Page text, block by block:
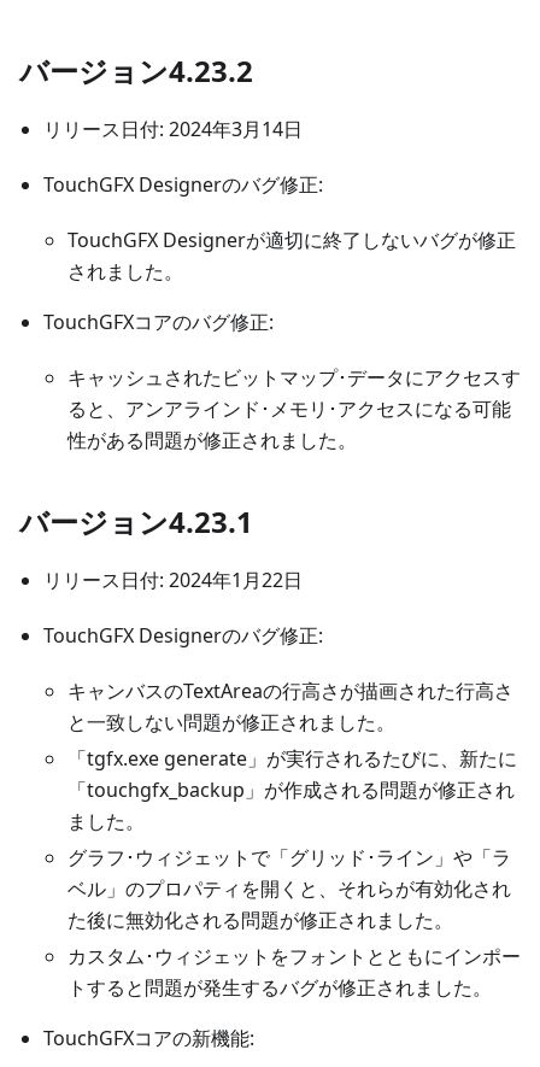
バージョン4.23.2
リリース日付: 2024年3月14日
TouchGFX Designerのバグ修正:
TouchGFX Designerが適切に終了しないバグが修正
されました。
TouchGFXコアのバグ修正:
キャッシュされたビットマップ･データにアクセスす
ると、アンアラインド･メモリ･アクセスになる可能
性がある問題が修正されました。
バージョン4.23.1
リリース日付: 2024年1月22日
TouchGFX Designerのバグ修正:
キャンバスのTextAreaの行高さが描画された行高さ
と一致しない問題が修正されました。
「tgfx.exe generate」が実行されるたびに、新たに
「touchgfx_backup」が作成される問題が修正され
ました。
グラフ･ウィジェットで「グリッド･ライン」や「ラ
ベル」のプロパティを開くと、それらが有効化され
た後に無効化される問題が修正されました。
カスタム･ウィジェットをフォントとともにインポー
トすると問題が発生するバグが修正されました。
TouchGFXコアの新機能: